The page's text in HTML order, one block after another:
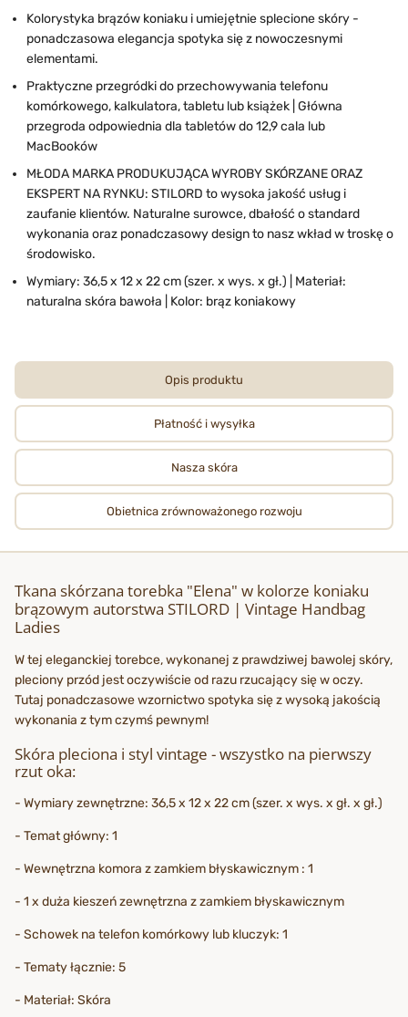
Kolorystyka brązów koniaku i umiejętnie splecione skóry -
ponadczasowa elegancja spotyka się z nowoczesnymi
elementami.
Praktyczne przegródki do przechowywania telefonu
komórkowego, kalkulatora, tabletu lub książek | Główna
przegroda odpowiednia dla tabletów do 12,9 cala lub
MacBooków
MŁODA MARKA PRODUKUJĄCA WYROBY SKÓRZANE ORAZ
EKSPERT NA RYNKU: STILORD to wysoka jakość usług i
zaufanie klientów. Naturalne surowce, dbałość o standard
wykonania oraz ponadczasowy design to nasz wkład w troskę o
środowisko.
Wymiary: 36,5 x 12 x 22 cm (szer. x wys. x gł.) | Materiał:
naturalna skóra bawoła | Kolor: brąz koniakowy
Opis produktu
Płatność i wysyłka
Nasza skóra
Obietnica zrównoważonego rozwoju
Tkana skórzana torebka "Elena" w kolorze koniaku
brązowym autorstwa STILORD | Vintage Handbag
Ladies
W tej eleganckiej torebce, wykonanej z prawdziwej bawolej skóry,
pleciony przód jest oczywiście od razu rzucający się w oczy.
Tutaj ponadczasowe wzornictwo spotyka się z wysoką jakością
wykonania z tym czymś pewnym!
Skóra pleciona i styl vintage - wszystko na pierwszy
rzut oka:
- Wymiary zewnętrzne: 36,5 x 12 x 22 cm (szer. x wys. x gł. x gł.)
- Temat główny: 1
- Wewnętrzna komora z zamkiem błyskawicznym : 1
- 1 x duża kieszeń zewnętrzna z zamkiem błyskawicznym
- Schowek na telefon komórkowy lub kluczyk: 1
- Tematy łącznie: 5
- Materiał: Skóra